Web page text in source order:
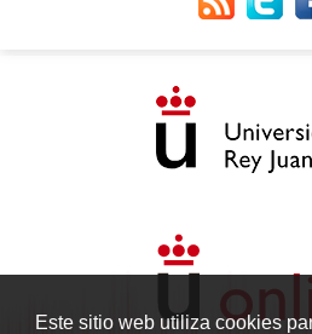
Este sitio web utiliza cookies